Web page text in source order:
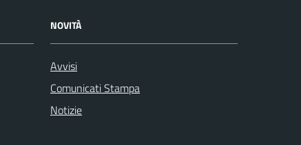
NOVITÀ
Avvisi
Comunicati Stampa
Notizie